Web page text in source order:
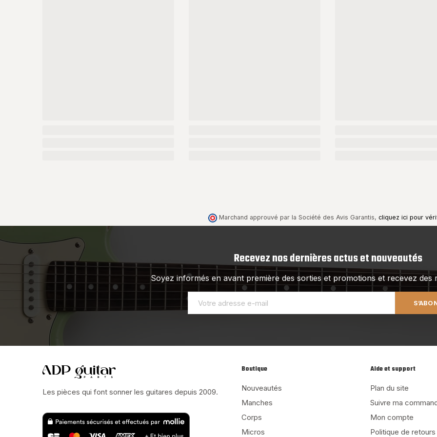
Marchand approuvé par la Société des Avis Garantis, cliquez ici pour
Recevez nos dernières actus et nouveautés
Soyez informés en avant première des sorties et promotions et recevez des
Les pièces qui font sonner les guitares depuis 2009.
Boutique
Nouveautés
Manches
Corps
Micros
Aide et support
Plan du site
Suivre ma
Mon compte
Politique de retours